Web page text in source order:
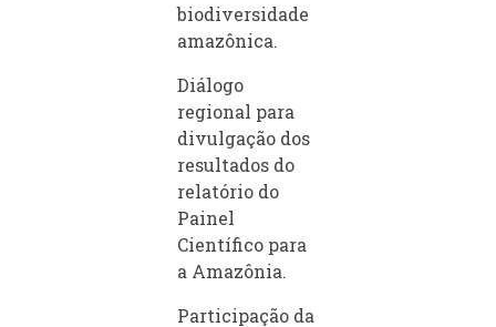
biodiversidade
amazônica.
Diálogo
regional para
divulgação dos
resultados do
relatório do
Painel
Científico para
a Amazônia.
Participação da